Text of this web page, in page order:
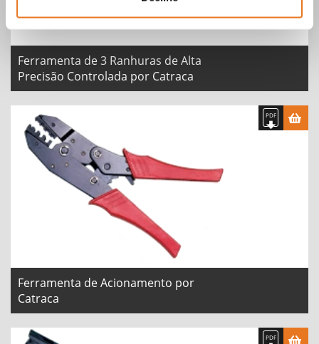
Ferramenta de 3 Ranhuras de Alta
Precisão Controlada por Catraca
Ferramenta de Acionamento por
Catraca